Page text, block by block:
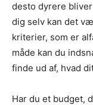
desto dyrere
dig selv kan det
kriterier, som er
måde kan du
finde ud af, hvad
Har du et budget,